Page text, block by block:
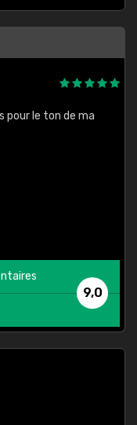
le ton de ma
9,0